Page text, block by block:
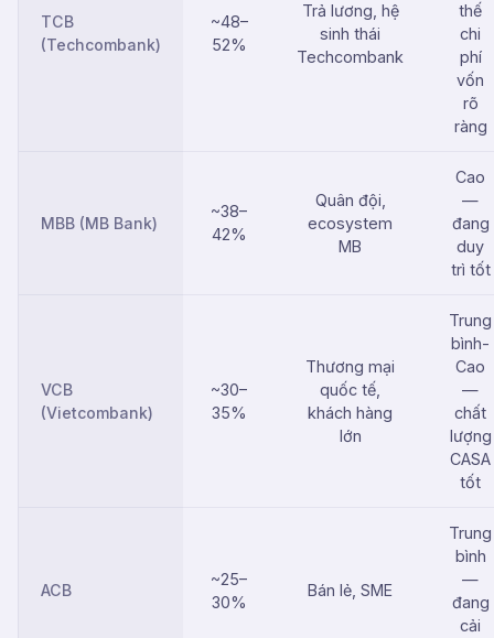
TCB
(Techcombank)
~48–
52%
Trả lương, hệ
sinh thái
Techcombank
thế
chi
phí
vốn
rõ
ràng
MBB (MB Bank)
~38–
42%
Quân đội,
ecosystem
MB
Cao
—
đang
duy
trì tốt
VCB
(Vietcombank)
~30–
35%
Thương mại
quốc tế,
khách hàng
lớn
Trung
bình-
Cao
—
chất
lượng
CASA
tốt
ACB
~25–
30%
Bán lẻ, SME
Trung
bình
—
đang
cải